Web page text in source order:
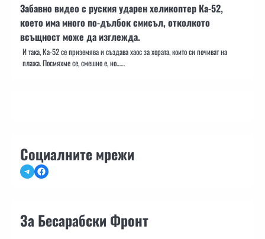
Забавно видео с руския ударен хеликоптер Ка-52,
което има много по-дълбок смисъл, отколкото
всъщност може да изглежда.
И така, Ка-52 се приземява и създава хаос за хората, които си почиват на
плажа. Посмяхме се, смешно е, но……
Социалните мрежи
TelegramFacebook
За Бесарабски Фронт